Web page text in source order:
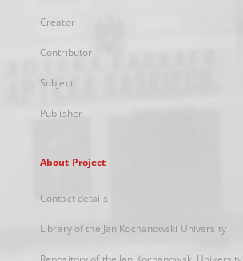
Creator
Contributor
Subject
Publisher
About Project
Contact details
Library of the Jan Kochanowski University